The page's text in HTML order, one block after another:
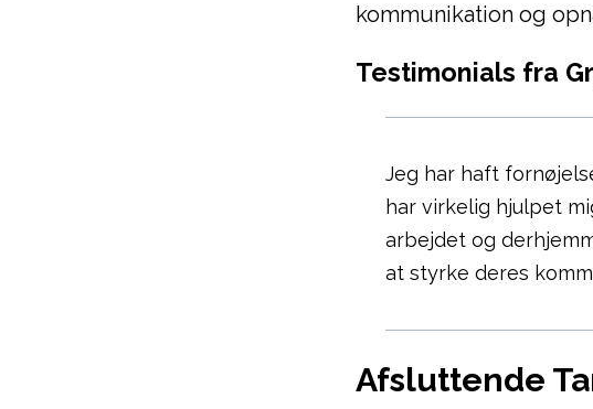
kommunikation og
Testimonials fra
Jeg har haft
har virkelig hjulpet
arbejdet og
at styrke deres
Afsluttende